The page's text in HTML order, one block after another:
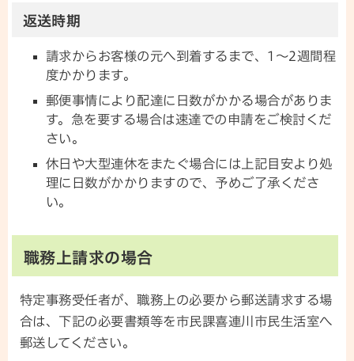
返送時期
請求からお客様の元へ到着するまで、1～2週間程
度かかります。
郵便事情により配達に日数がかかる場合がありま
す。急を要する場合は速達での申請をご検討くだ
さい。
休日や大型連休をまたぐ場合には上記目安より処
理に日数がかかりますので、予めご了承くださ
い。
職務上請求の場合
特定事務受任者が、職務上の必要から郵送請求する場
合は、下記の必要書類等を市民課喜連川市民生活室へ
郵送してください。